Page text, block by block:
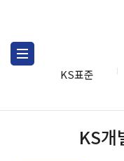
KS표준
KS개